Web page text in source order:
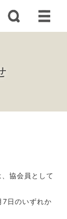
協会員として
日のいずれか